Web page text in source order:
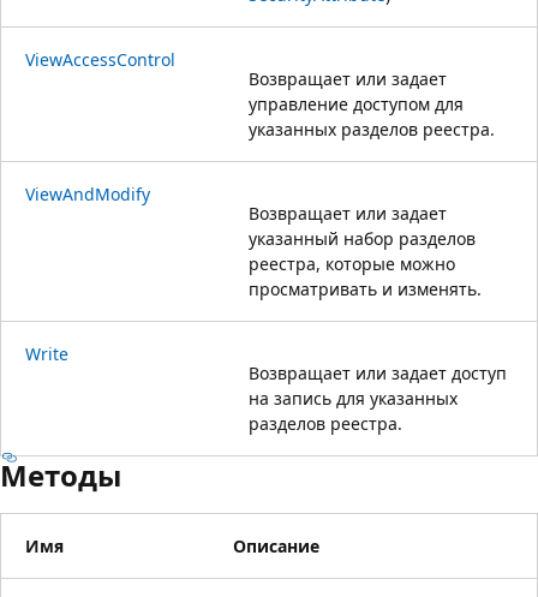
ViewAccessControl
Возвращает или задает
управление доступом для
указанных разделов реестра.
ViewAndModify
Возвращает или задает
указанный набор разделов
реестра, которые можно
просматривать и изменять.
Write
Возвращает или задает доступ
на запись для указанных
разделов реестра.
Методы
Имя Описание